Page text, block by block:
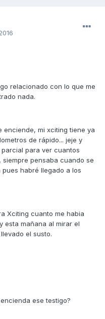
relacionado con lo que me
nada.
enciende, mi xciting tiene ya
de rápido... jeje y
para ver cuantos
pensaba cuando se
habré llegado a los
Xciting cuanto me habia
esta mañana al mirar el
el susto.
ese testigo?